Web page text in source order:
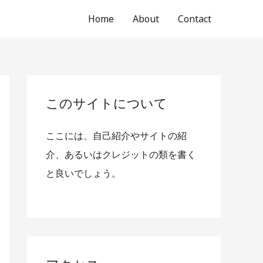
Home About Contact
このサイトについて
ここには、自己紹介やサイトの紹
介、あるいはクレジットの類を書く
と良いでしょう。